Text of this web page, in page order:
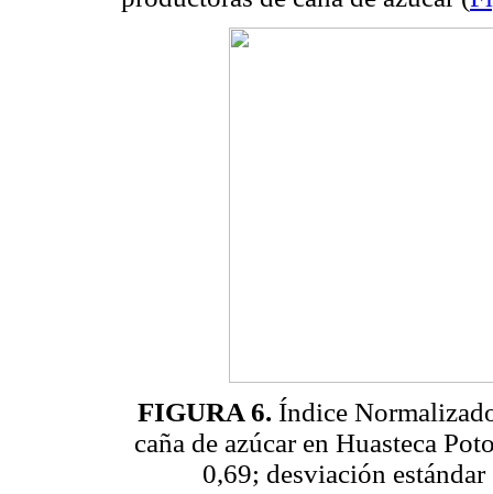
FIGURA 6. Índice
caña de azúcar en Huasteca
0,69; desviación